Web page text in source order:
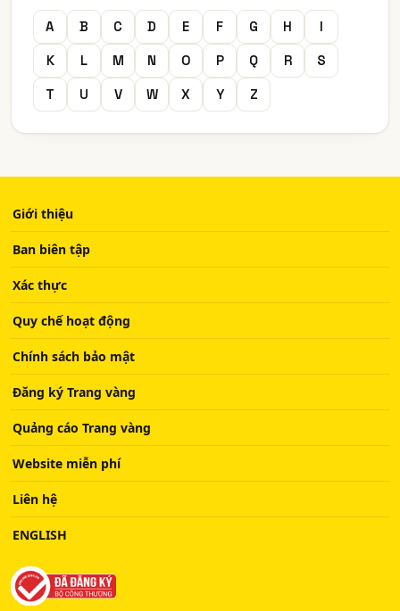
A B C D E F G H
I
K
L M N O P Q R
S
T
U V W X Y Z
Giới thiệu
Ban biên tập
Xác thực
Quy chế hoạt động
Chính sách bảo mật
Đăng ký Trang vàng
Quảng cáo Trang vàng
Website miễn phí
Liên hệ
ENGLISH